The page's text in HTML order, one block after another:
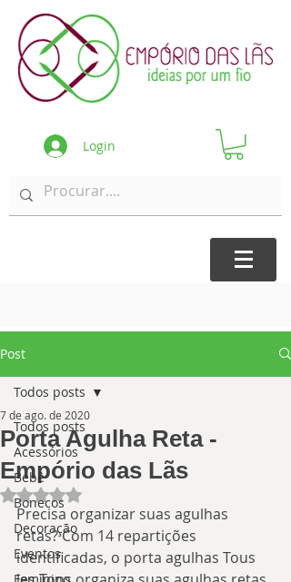
Login
Post
Todos posts
Acessórios
Bebê
Bonecos
Decoração
Eventos
Feminino
Todos posts
Porta Agulha Reta -
Empório das Lãs
7 de ago. de 2020
Avaliado com NaN de 5 estrelas.
Precisa organizar suas agulhas
retas? Com 14 repartições
identificadas, o porta agulhas Tous